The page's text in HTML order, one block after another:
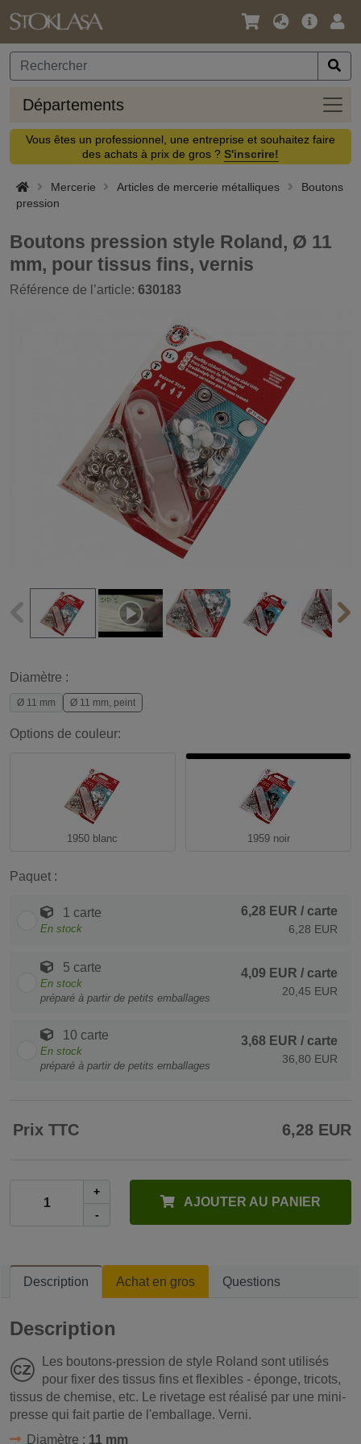
Langue
Devise
Offre
Départements
Vous êtes un professionnel, une entreprise et souhaitez faire
des achats à prix de gros ? S'inscrire!
Mercerie Articles de mercerie métalliques
Boutons
pression
Boutons pression style Roland, Ø 11
mm, pour tissus fins, vernis
Référence de l’article: 630183
Diamètre :
Ø 11 mm Ø 11 mm, peint
Options de couleur:
1950 blanc 1959 noir
Paquet :
1 carte
En stock
6,28 EUR / carte
6,28 EUR
5 carte
En stock
préparé à partir de petits emballages
4,09 EUR / carte
20,45 EUR
10 carte
En stock
préparé à partir de petits emballages
3,68 EUR / carte
36,80 EUR
Prix TTC 6,28 EUR
+
-
AJOUTER AU PANIER
Description Achat en gros Questions
Description
Les boutons-pression de style Roland sont utilisés
pour fixer des tissus fins et flexibles - éponge, tricots,
tissus de chemise, etc. Le rivetage est réalisé par une mini-
presse qui fait partie de l'emballage. Verni.
Diamètre : 11 mm